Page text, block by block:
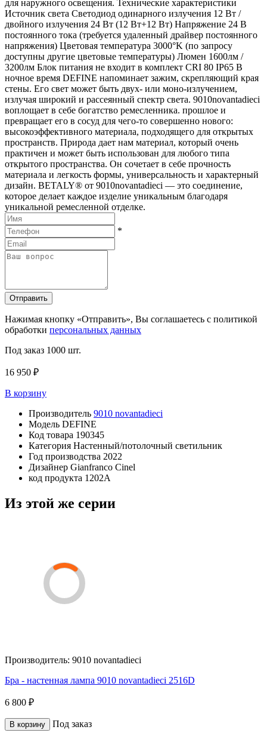
для наружного освещения. Технические характеристики
Источник света Светодиод одинарного излучения 12 Вт /
двойного излучения 24 Вт (12 Вт+12 Вт) Напряжение 24 В
постоянного тока (требуется удаленный драйвер постоянного
напряжения) Цветовая температура 3000°K (по запросу
доступны другие цветовые температуры) Люмен 1600лм /
3200лм Блок питания не входит в комплект CRI 80 IP65 В
ночное время DEFINE напоминает зажим, скрепляющий края
стены. Его свет может быть двух- или моно-излучением,
излучая широкий и рассеянный спектр света. 9010novantadieci
воплощает в себе богатство ремесленника. прошлое и
превращает его в сосуд для чего-то совершенно нового:
высокоэффективного материала, подходящего для открытых
пространств. Природа дает нам материал, который очень
практичен и может быть использован для любого типа
открытого пространства. Он сочетает в себе прочность
материала и легкость формы, универсальность и характерный
дизайн. BETALY® от 9010novantadieci — это соединение,
которое делает каждое изделие уникальным благодаря
уникальной ремесленной отделке.
*
Отправить
Нажимая кнопку «Отправить», Вы соглашаетесь с политикой
обработки персональных данных
Под заказ 1000 шт.
16 950 ₽
В корзину
Производитель 9010 novantadieci
Модель DEFINE
Код товара 190345
Категория Настенный/потолочный светильник
Год производства 2022
Дизайнер Gianfranco Cinel
код продукта 1202A
Из этой же серии
Производитель: 9010 novantadieci
Бра - настенная лампа 9010 novantadieci 2516D
6 800 ₽
В корзину Под заказ